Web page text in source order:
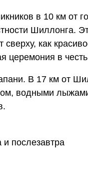
в 10 км от
Шиллонга.
сверху, как
церемония в
В 17 км от
водными
послезавтра